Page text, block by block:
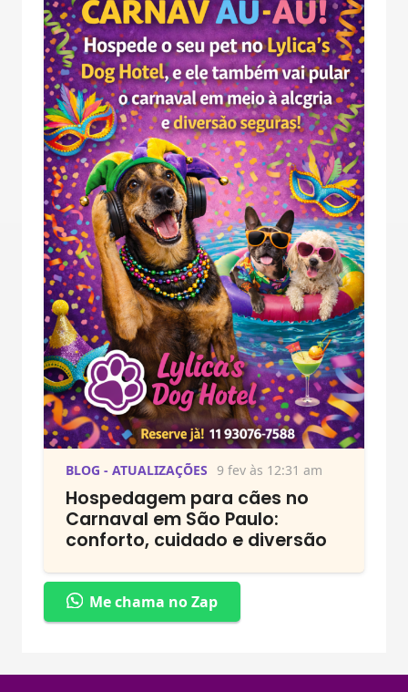
BLOG - ATUALIZAÇÕES 9 fev às 12:31 am
Hospedagem para cães no
Carnaval em São Paulo:
conforto, cuidado e diversão
Me chama no Zap